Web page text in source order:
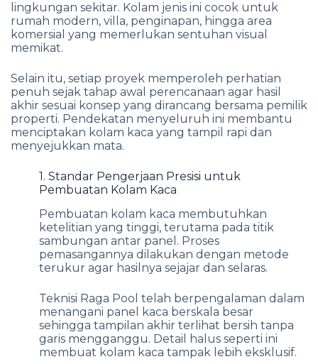
lingkungan sekitar. Kolam jenis ini cocok untuk
rumah modern, villa, penginapan, hingga area
komersial yang memerlukan sentuhan visual
memikat.
Selain itu, setiap proyek memperoleh perhatian
penuh sejak tahap awal perencanaan agar hasil
akhir sesuai konsep yang dirancang bersama pemilik
properti. Pendekatan menyeluruh ini membantu
menciptakan kolam kaca yang tampil rapi dan
menyejukkan mata.
1. Standar Pengerjaan Presisi untuk
Pembuatan Kolam Kaca
Pembuatan kolam kaca membutuhkan
ketelitian yang tinggi, terutama pada titik
sambungan antar panel. Proses
pemasangannya dilakukan dengan metode
terukur agar hasilnya sejajar dan selaras.
Teknisi Raga Pool telah berpengalaman dalam
menangani panel kaca berskala besar
sehingga tampilan akhir terlihat bersih tanpa
garis mengganggu. Detail halus seperti ini
membuat kolam kaca tampak lebih eksklusif.